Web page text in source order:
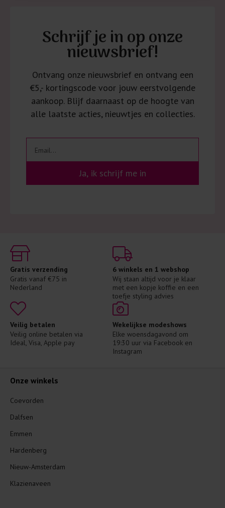
Schrijf je in op onze
nieuwsbrief!
Ontvang onze nieuwsbrief en ontvang een
€5,- kortingscode voor jouw eerstvolgende
aankoop. Blijf daarnaast op de hoogte van
alle laatste acties, nieuwtjes en collecties.
Ja, ik schrijf me in
Gratis verzending
Gratis vanaf €75 in
Nederland
6 winkels en 1 webshop
Wij staan altijd voor je klaar
met een kopje koffie en een
toefje styling advies
Veilig betalen
Veilig online betalen via
Ideal, Visa, Apple pay
Wekelijkse modeshows
Elke woensdagavond om
19:30 uur via Facebook en
Instagram
Onze winkels
Coevorden
Dalfsen
Emmen
Hardenberg
Nieuw-Amsterdam
Klazienaveen